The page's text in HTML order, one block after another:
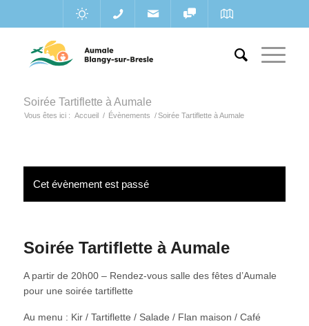
Soirée Tartiflette à Aumale
Vous êtes ici : Accueil / Évènements / Soirée Tartiflette à Aumale
Cet évènement est passé
Soirée Tartiflette à Aumale
A partir de 20h00 – Rendez-vous salle des fêtes d’Aumale
pour une soirée tartiflette
Au menu : Kir / Tartiflette / Salade / Flan maison / Café